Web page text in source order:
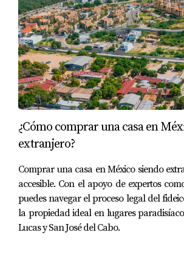
el futuro.
Sé leal a tu agente inmobiliario
Ser leal a un solo agente inmobiliario
y esfuerzo. Como mencioné
mercado competitivo como el de Los
convertirá en tu aliado estratégico.
necesidades a fondo, podrá filtrar
realmente te interesen, y al estar en
acceso a las mejores oportunidades
al mercado general.
Como bien diceGrant Cardone : "El
de quién sabe más, sino de quién
rapidez y eficiencia". Trabajar con un
¿Cómo comprar una casa en
extranjero?
Comprar una casa en México siendo
accesible. Con el apoyo de expertos
puedes navegar el proceso legal del
la propiedad ideal en lugares
Lucas y San José del Cabo.